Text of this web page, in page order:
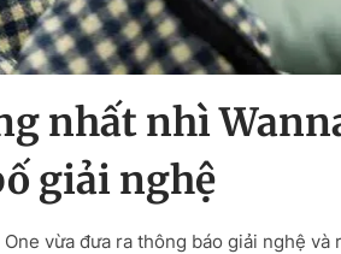
nhất nhì
giải nghệ
vừa đưa ra thông báo giải nghệ